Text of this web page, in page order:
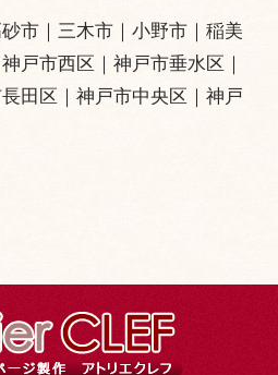
市 ｜三木市 ｜小野市｜稲美
神戸市西区 ｜神戸市垂水区
田区 ｜神戸市中央区 ｜神戸